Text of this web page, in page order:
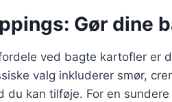
Gør dine
ved bagte kartofler er
valg inkluderer smør,
du kan tilføje. For en